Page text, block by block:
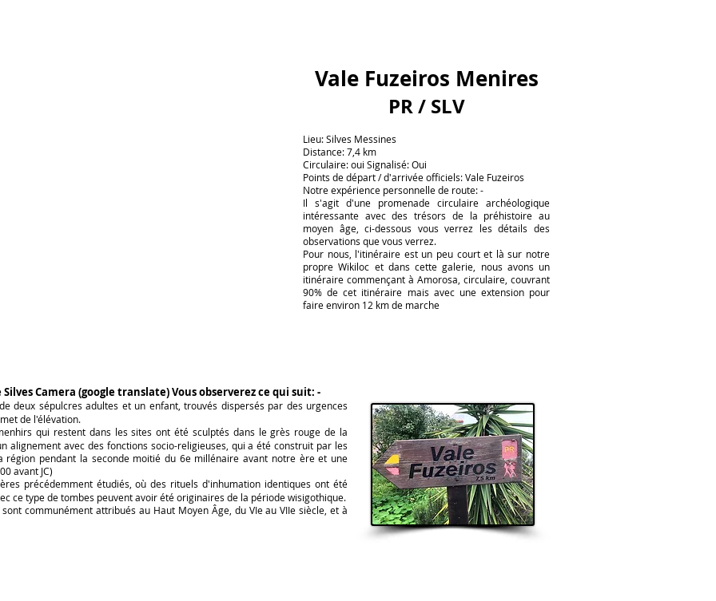
Vale Fuzeiros Menires
PR / SLV
Lieu: Silves Messines
Distance: 7,4 km
Circulaire: oui Signalisé: Oui
Points de départ / d'arrivée officiels: Vale Fuzeiros
Notre expérience personnelle de route: -
Il s'agit d'une promenade circulaire archéologique
intéressante avec des trésors de la préhistoire au
moyen âge, ci-dessous vous verrez les détails des
observations que vous verrez.
Pour nous, l'itinéraire est un peu court et là sur notre
propre Wikiloc et dans cette galerie, nous avons un
itinéraire commençant à Amorosa, circulaire, couvrant
90% de cet itinéraire mais avec une extension pour
faire environ 12 km de marche
Camera (google translate) Vous observerez ce qui suit: -
deux sépulcres adultes et un enfant, trouvés dispersés par des urgences
de l'élévation.
qui restent dans les sites ont été sculptés dans le grès rouge de la
alignement avec des fonctions socio-religieuses, qui a été construit par les
région pendant la seconde moitié du 6e millénaire avant notre ère et une
avant JC)
précédemment étudiés, où des rituels d'inhumation identiques ont été
ce type de tombes peuvent avoir été originaires de la période wisigothique.
communément attribués au Haut Moyen Âge, du VIe au VIIe siècle, et à